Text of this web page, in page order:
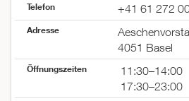
Telefon +41 61 272
Adresse
4051 Basel
Öffnungszeiten
11:30–14:00
17:30–23:00